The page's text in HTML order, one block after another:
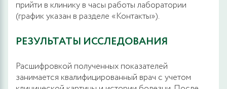
прийти в клинику в часы работы лаборатории
(график указан в разделе «Контакты»).
РЕЗУЛЬТАТЫ ИССЛЕДОВАНИЯ
Расшифровкой полученных показателей
занимается квалифицированный врач с учетом